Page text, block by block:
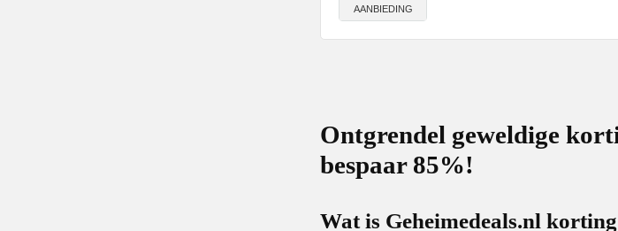
AANBIEDING
Ontgrendel geweldige
bespaar 85%!
Wat is Geheimedeals.nl